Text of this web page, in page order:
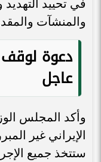
في تحييد التهديد
والمنشآت
دعوة
عاجل
وأكد المجلس
الإيراني غير
ستتخذ جميع